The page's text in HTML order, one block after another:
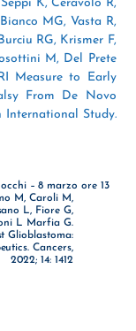
K, Ceravolo R,
MG, Vasta R,
RG, Krismer F,
M, Del Prete
Measure to Early
From De Novo
International Study.
– 8 marzo ore 13
M, Caroli M,
L, Fiore G,
L Marfia G.
Glioblastoma:
Cancers,
2022; 14: 1412